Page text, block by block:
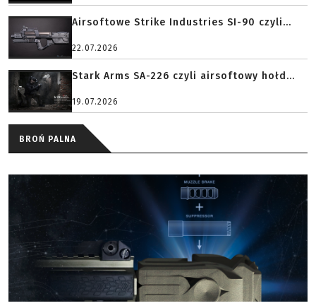
Airsoftowe Strike Industries SI-90 czyli...
22.07.2026
Stark Arms SA-226 czyli airsoftowy hołd...
19.07.2026
BROŃ PALNA